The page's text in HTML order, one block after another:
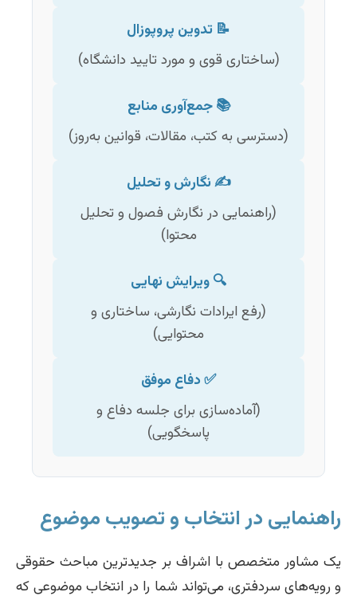
📝 تدوین پروپوزال
(ساختاری قوی و مورد تایید دانشگاه)
📚 جمع‌آوری منابع
(دسترسی به کتب، مقالات، قوانین به‌روز)
✍️ نگارش و تحلیل
(راهنمایی در نگارش فصول و تحلیل
محتوا)
🔍 ویرایش نهایی
(رفع ایرادات نگارشی، ساختاری و
محتوایی)
✅ دفاع موفق
(آماده‌سازی برای جلسه دفاع و
پاسخگویی)
راهنمایی در انتخاب و تصویب موضوع
یک مشاور متخصص با اشراف بر جدیدترین مباحث حقوقی
و رویه‌های سردفتری، می‌تواند شما را در انتخاب موضوعی که